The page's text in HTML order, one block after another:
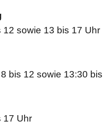
sowie 13 bis 17 Uhr
bis 12 sowie 13:30
17 Uhr